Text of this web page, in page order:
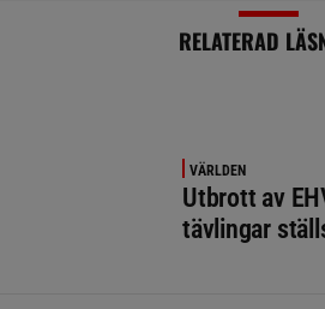
RELATERAD
VÄRLDEN
Utbrott av
tävlingar